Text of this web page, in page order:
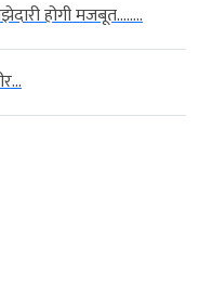
होगी मजबूत….....